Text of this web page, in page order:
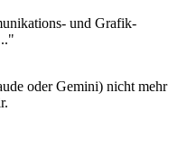
und Grafik-
oder Gemini) nicht mehr